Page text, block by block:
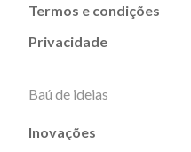
Termos e condições
Privacidade
Baú de ideias
Inovações